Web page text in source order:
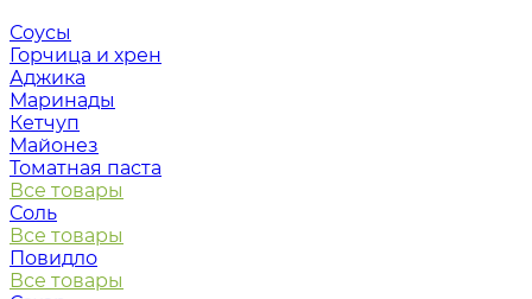
Соусы
Горчица и хрен
Аджика
Маринады
Кетчуп
Майонез
Томатная паста
Все товары
Соль
Все товары
Повидло
Все товары